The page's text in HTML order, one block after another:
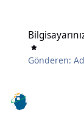
Gönderen: